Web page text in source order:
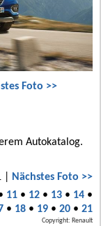
Foto >>
Autokatalog.
| Nächstes Foto >>
11• 12• 13• 14•
• 18• 19• 20• 21
Copyright: Renault